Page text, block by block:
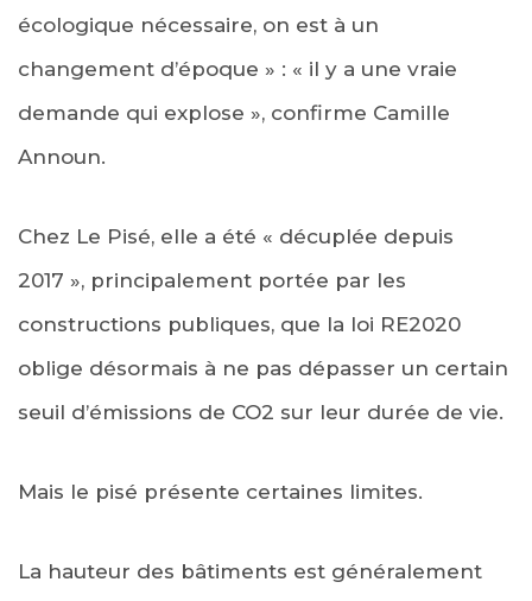
écologique nécessaire, on est à un
changement d’époque » : « il y a une vraie
demande qui explose », confirme Camille
Announ.
Chez Le Pisé, elle a été « décuplée depuis
2017 », principalement portée par les
constructions publiques, que la loi RE2020
oblige désormais à ne pas dépasser un certain
seuil d’émissions de CO2 sur leur durée de vie.
Mais le pisé présente certaines limites.
La hauteur des bâtiments est généralement